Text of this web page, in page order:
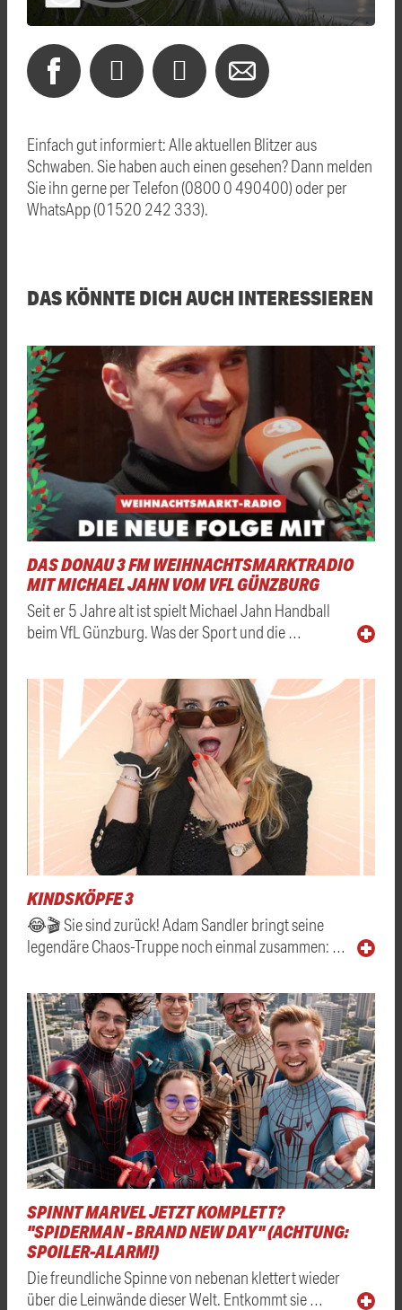
Einfach gut informiert: Alle aktuellen Blitzer aus
Schwaben. Sie haben auch einen gesehen? Dann melden
Sie ihn gerne per Telefon (0800 0 490400) oder per
WhatsApp (01520 242 333).
DAS KÖNNTE DICH AUCH INTERESSIEREN
DAS DONAU 3 FM WEIHNACHTSMARKTRADIO
MIT MICHAEL JAHN VOM VFL GÜNZBURG
Seit er 5 Jahre alt ist spielt Michael Jahn Handball
beim VfL Günzburg. Was der Sport und die …
KINDSKÖPFE 3
😂🎬 Sie sind zurück! Adam Sandler bringt seine
legendäre Chaos-Truppe noch einmal zusammen: …
SPINNT MARVEL JETZT KOMPLETT?
"SPIDERMAN - BRAND NEW DAY" (ACHTUNG:
SPOILER-ALARM!)
Die freundliche Spinne von nebenan klettert wieder
über die Leinwände dieser Welt. Entkommt sie …